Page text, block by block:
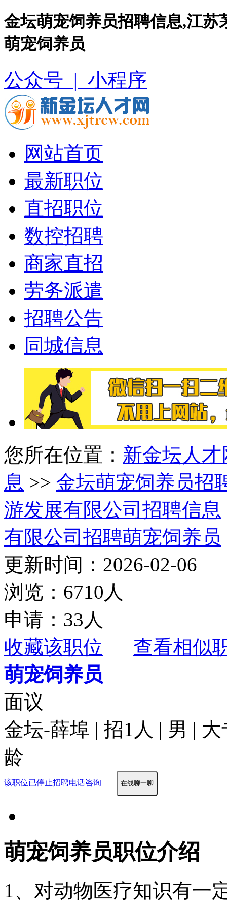
金坛萌宠饲养员招聘信息,江
萌宠饲养员
公众号 | 小程序
网站首页
最新职位
直招职位
数控招聘
商家直招
劳务派遣
招聘公告
同城信息
您所在位置： 新金坛人才
息 >> 金坛萌宠饲养员招
游发展有限公司招聘信息
有限公司招聘萌宠饲养员
更新时间：2026-02-06
浏览：6710人
申请：33人
收藏该职位
查看相似
萌宠饲养员
面议
金坛-薛埠 | 招1人 | 男 |
龄
该职位已停止招聘电话咨询 在线聊一聊
萌宠饲养员职位介绍
1、对动物医疗知识有一